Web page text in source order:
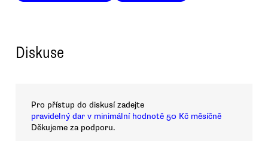
Diskuse
Pro přístup do diskusí zadejte
pravidelný dar v minimální hodnotě 50 Kč měsíčně
Děkujeme za podporu.